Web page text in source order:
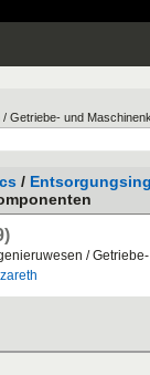
Getriebe- und
/
/Getriebe